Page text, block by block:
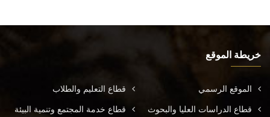
خريطة الموقع
الموقع الرسمي قطاع التعليم والطلاب
قطاع الدراسات العليا والبحوث قطاع خدمة المجتمع وتنمية البيئة